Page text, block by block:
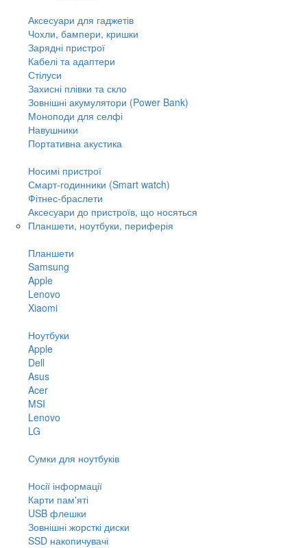
Аксесуари для гаджетів
Чохли, бампери, кришки
Зарядні пристрої
Кабелі та адаптери
Стілуси
Захисні плівки та скло
Зовнішні акумулятори (Power Bank)
Моноподи для селфі
Навушники
Портативна акустика
Носимі пристрої
Смарт-годинники (Smart watch)
Фітнес-браслети
Аксесуари до пристроїв, що носяться
Планшети, ноутбуки, периферія
Планшети
Samsung
Apple
Lenovo
Xiaomi
Ноутбуки
Apple
Dell
Asus
Acer
MSI
Lenovo
LG
Сумки для ноутбуків
Носії інформації
Карти пам'яті
USB флешки
Зовнішні жорсткі диски
SSD накопичувачі